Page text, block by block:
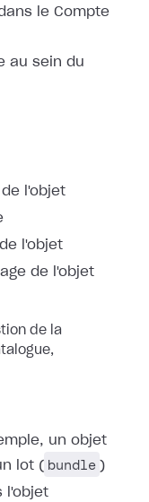
le Compte
au sein du
l'objet
l'objet
de l'objet
de la
un objet
lot ( bundle )
l'objet